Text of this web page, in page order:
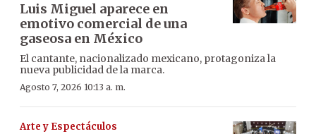
Luis Miguel aparece en
emotivo comercial de una
gaseosa en México
El cantante, nacionalizado mexicano, protagoniza la
nueva publicidad de la marca.
Agosto 7, 2026 10:13 a. m.
Arte y Espectáculos